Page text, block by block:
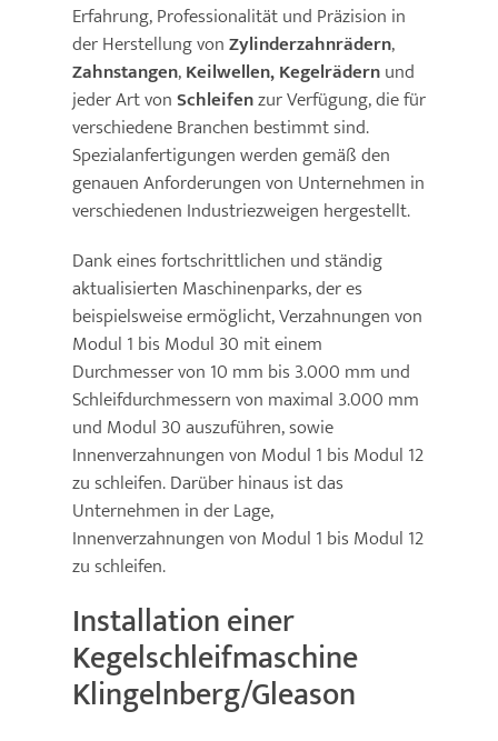
News
Kontakte
Erfahrung, Professionalität und Präzision in
der Herstellung vonZylinderzahnrädern,
Zahnstangen,Keilwellen,Kegelrädernund
jeder Art vonSchleifenzur Verfügung, die für
verschiedene Branchen bestimmt sind.
Spezialanfertigungen werden gemäß den
genauen Anforderungen von Unternehmen in
verschiedenen Industriezweigen hergestellt.
Dank eines fortschrittlichen und ständig
aktualisierten Maschinenparks, der es
beispielsweise ermöglicht, Verzahnungen von
Modul 1 bis Modul 30 mit einem
Durchmesser von 10 mm bis 3.000 mm und
Schleifdurchmessern von maximal 3.000 mm
und Modul 30 auszuführen, sowie
Innenverzahnungen von Modul 1 bis Modul 12
zu schleifen. Darüber hinaus ist das
Unternehmen in der Lage,
Innenverzahnungen von Modul 1 bis Modul 12
zu schleifen.
Installation einer
Kegelschleifmaschine
Klingelnberg/Gleason